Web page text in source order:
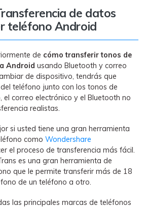
de datos
teléfono Android
de cómo transferir tonos de
Android usando Bluetooth y correo
de dispositivo, tendrás que
teléfono junto con los tonos de
el correo electrónico y el Bluetooth no
realistas.
si usted tiene una gran herramienta
como Wondershare
el proceso de transferencia más fácil.
es una gran herramienta de
que le permite transferir más de 18
de un teléfono a otro.
las principales marcas de teléfonos